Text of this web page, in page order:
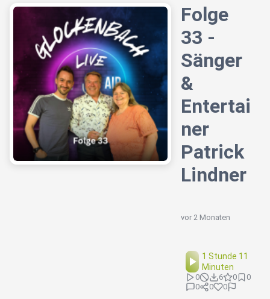
Folge
33 -
Sänger
&
Entertai
ner
Patrick
Lindner
vor 2 Monaten
1 Stunde 11
Minuten
0 6 0
0
0
0 0